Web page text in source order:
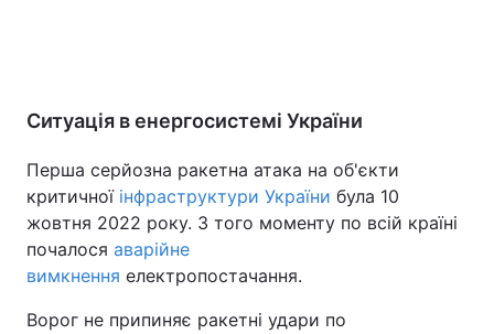
Ситуація в енергосистемі України
Перша серйозна ракетна атака на об'єкти
критичної інфраструктури України була 10
жовтня 2022 року. З того моменту по всій країні
почалося аварійне
вимкнення електропостачання.
Ворог не припиняє ракетні удари по